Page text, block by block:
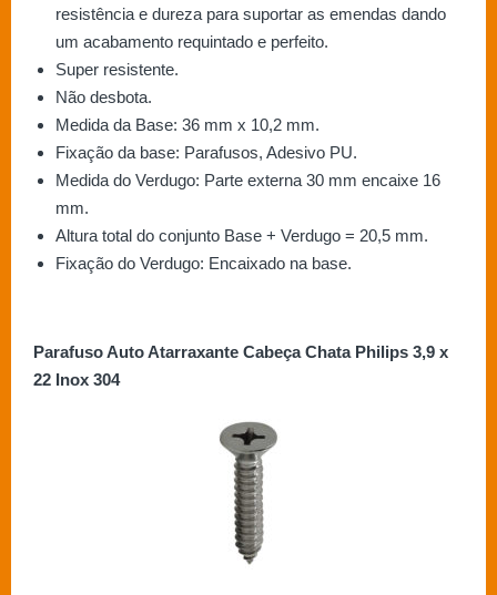
resistência e dureza para suportar as emendas dando
um acabamento requintado e perfeito.
Super resistente.
Não desbota.
Medida da Base: 36 mm x 10,2 mm.
Fixação da base: Parafusos, Adesivo PU.
Medida do Verdugo: Parte externa 30 mm encaixe 16
mm.
Altura total do conjunto Base + Verdugo = 20,5 mm.
Fixação do Verdugo: Encaixado na base.
Parafuso Auto Atarraxante Cabeça Chata Philips 3,9 x
22 Inox 304